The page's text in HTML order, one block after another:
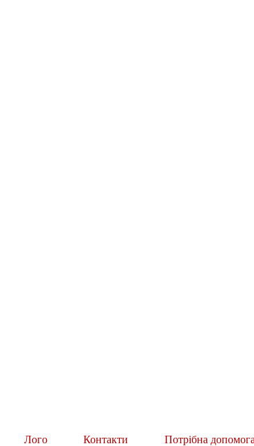
Лого Контакти Потрібна допомога